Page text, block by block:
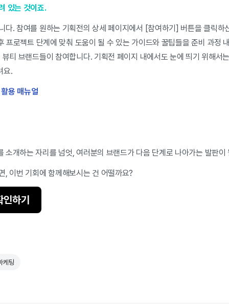
있는 것이죠.
다. 참여를 원하는 기획전의 상세 페이지에서 [참여하기] 버튼을 클릭하
프로젝트 단계에 맞춰 도움이 될 수 있는 가이드와 꿀팁들을 준비 과정
티 브랜드들이 참여합니다. 기획전 페이지 내에서도 눈에 띄기 위해서
요.
용 매뉴얼
소개하는 자리를 넘엇, 여러분의 브랜드가 다음 단계로 나아가는 발판
, 이번 기회에 함께해보시는 건 어떨까요?
하기
케팅